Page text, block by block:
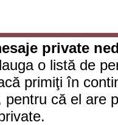
private
o listă de
primiţi în
pentru că el are